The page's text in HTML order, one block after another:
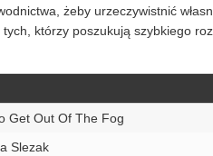
żeby urzeczywistnić
którzy poszukują szybkiego
Get Out Of The Fog
Slezak